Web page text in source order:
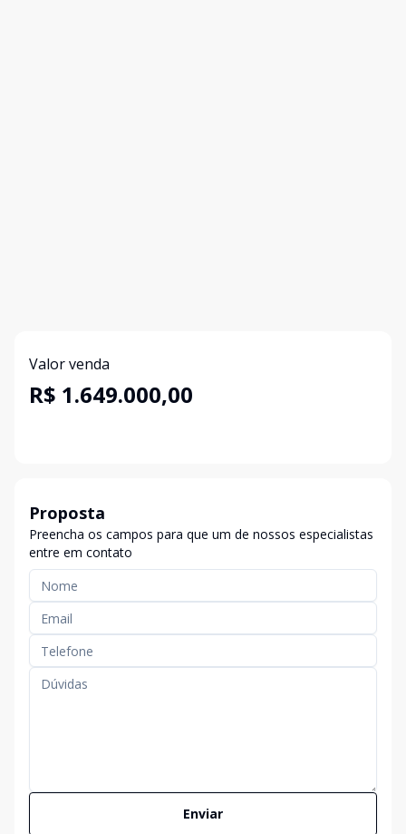
Valor venda
R$ 1.649.000,00
Proposta
Preencha os campos para que um de nossos especialistas
entre em contato
Enviar